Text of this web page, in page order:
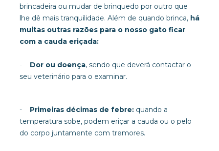
brincadeira ou mudar de brinquedo por outro que
lhe dê mais tranquilidade. Além de quando brinca, há
muitas outras razões para o nosso gato ficar
com a cauda eriçada:
- Dor ou doença, sendo que deverá contactar o
seu veterinário para o examinar.
- Primeiras décimas de febre: quando a
temperatura sobe, podem eriçar a cauda ou o pelo
do corpo juntamente com tremores.